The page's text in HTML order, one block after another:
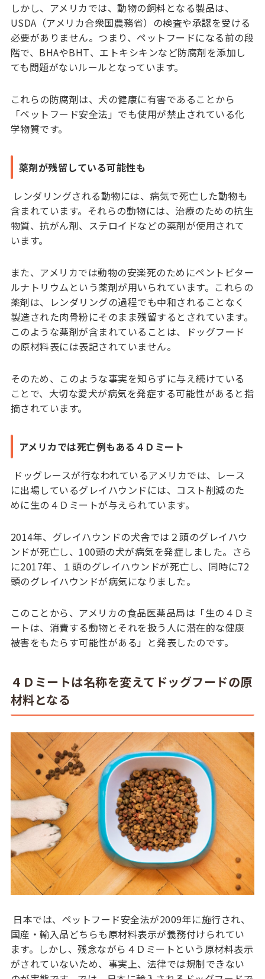
しかし、アメリカでは、動物の飼料となる製品は、
USDA（アメリカ合衆国農務省）の検査や承認を受ける
必要がありません。つまり、ペットフードになる前の段
階で、BHAやBHT、エトキシキンなど防腐剤を添加し
ても問題がないルールとなっています。
これらの防腐剤は、犬の健康に有害であることから
「ペットフード安全法」でも使用が禁止されている化
学物質です。
薬剤が残留している可能性も
レンダリングされる動物には、病気で死亡した動物も
含まれています。それらの動物には、治療のための抗生
物質、抗がん剤、ステロイドなどの薬剤が使用されて
います。
また、アメリカでは動物の安楽死のためにペントビター
ルナトリウムという薬剤が用いられています。これらの
薬剤は、レンダリングの過程でも中和されることなく
製造された肉骨粉にそのまま残留するとされています。
このような薬剤が含まれていることは、ドッグフード
の原材料表には表記されていません。
そのため、このような事実を知らずに与え続けている
ことで、大切な愛犬が病気を発症する可能性があると指
摘されています。
アメリカでは死亡例もある４Ｄミート
ドッグレースが行なわれているアメリカでは、レース
に出場しているグレイハウンドには、コスト削減のた
めに生の４Ｄミートが与えられています。
2014年、グレイハウンドの犬舎では２頭のグレイハウ
ンドが死亡し、100頭の犬が病気を発症しました。さら
に2017年、１頭のグレイハウンドが死亡し、同時に72
頭のグレイハウンドが病気になりました。
このことから、アメリカの食品医薬品局は「生の４Ｄミ
ートは、消費する動物とそれを扱う人に潜在的な健康
被害をもたらす可能性がある」と発表したのです。
４Ｄミートは名称を変えてドッグフードの原
材料となる
日本では、ペットフード安全法が2009年に施行され、
国産・輸入品どちらも原材料表示が義務付けられてい
ます。しかし、残念ながら４Ｄミートという原材料表示
がされていないため、事実上、法律では規制できない